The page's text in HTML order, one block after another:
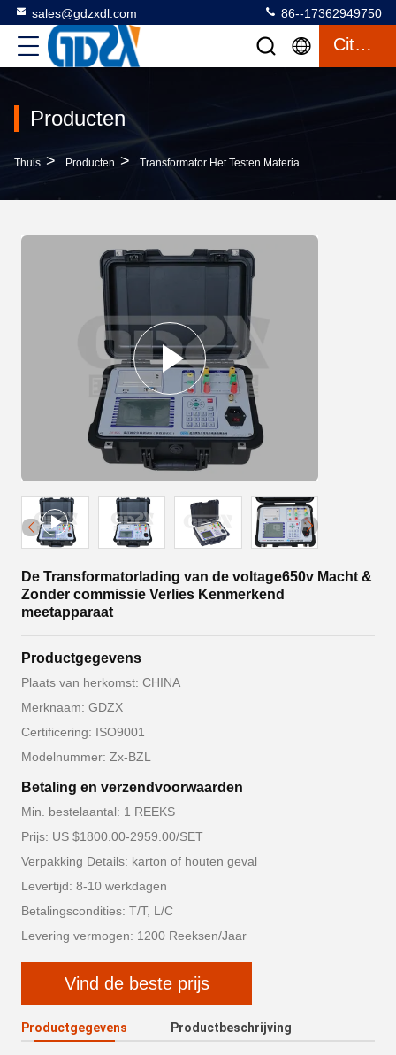
sales@gdzxdl.com 86--17362949750
Citaat
Producten
Thuis > Producten > Transformator Het Testen Materiaal
De Transformatorlading van de voltage650v Macht &
Zonder commissie Verlies Kenmerkend
meetapparaat
Productgegevens
Plaats van herkomst: CHINA
Merknaam: GDZX
Certificering: ISO9001
Modelnummer: Zx-BZL
Betaling en verzendvoorwaarden
Min. bestelaantal: 1 REEKS
Prijs: US $1800.00-2959.00/SET
Verpakking Details: karton of houten geval
Levertijd: 8-10 werkdagen
Betalingscondities: T/T, L/C
Levering vermogen: 1200 Reeksen/Jaar
Vind de beste prijs
Productgegevens Productbeschrijving